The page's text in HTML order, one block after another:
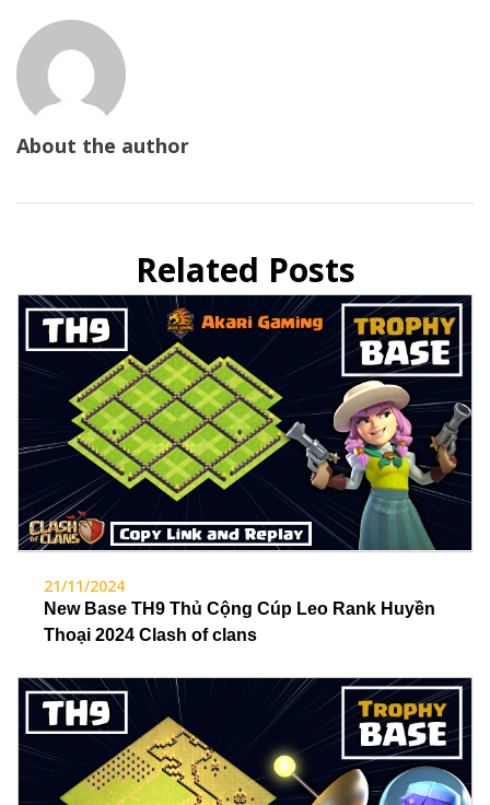
About the author
Related Posts
21/11/2024
New Base TH9 Thủ Cộng Cúp Leo Rank Huyền
Thoại 2024 Clash of clans